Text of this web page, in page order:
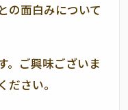
の面白みについて
。ご興味ございま
ださい。